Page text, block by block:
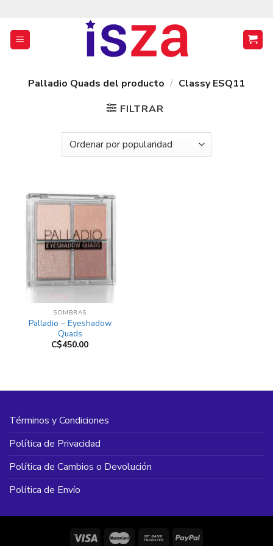
contenido
Palladio Quads del producto / Classy ESQ11
FILTRAR
SOMBRAS
Palladio – Eyeshadow
Quads
C$450.00
Términos y Condiciones
Política de Privacidad
Política de Cambios o Devolución
Política de Envío